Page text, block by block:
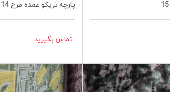
پارچه تریکو عمده طرح 14
تماس بگیرید